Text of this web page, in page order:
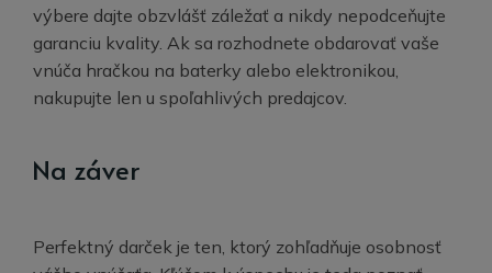
výbere dajte obzvlášť záležať a nikdy nepodceňujte
garanciu kvality. Ak sa rozhodnete obdarovať vaše
vnúča hračkou na baterky alebo elektronikou,
nakupujte len u spoľahlivých predajcov.
Na záver
Perfektný darček je ten, ktorý zohľadňuje osobnosť